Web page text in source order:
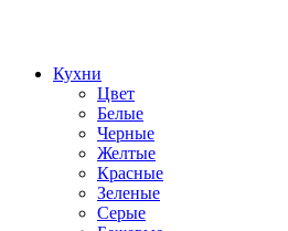
Кухни
Цвет
Белые
Черные
Желтые
Красные
Зеленые
Серые